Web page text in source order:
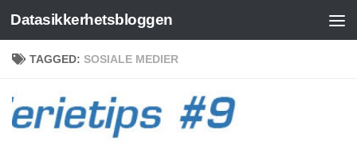
Skip to content
Datasikkerhetsbloggen
TAGGED: SOSIALE MEDIER